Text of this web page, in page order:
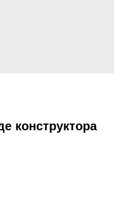
конструктора